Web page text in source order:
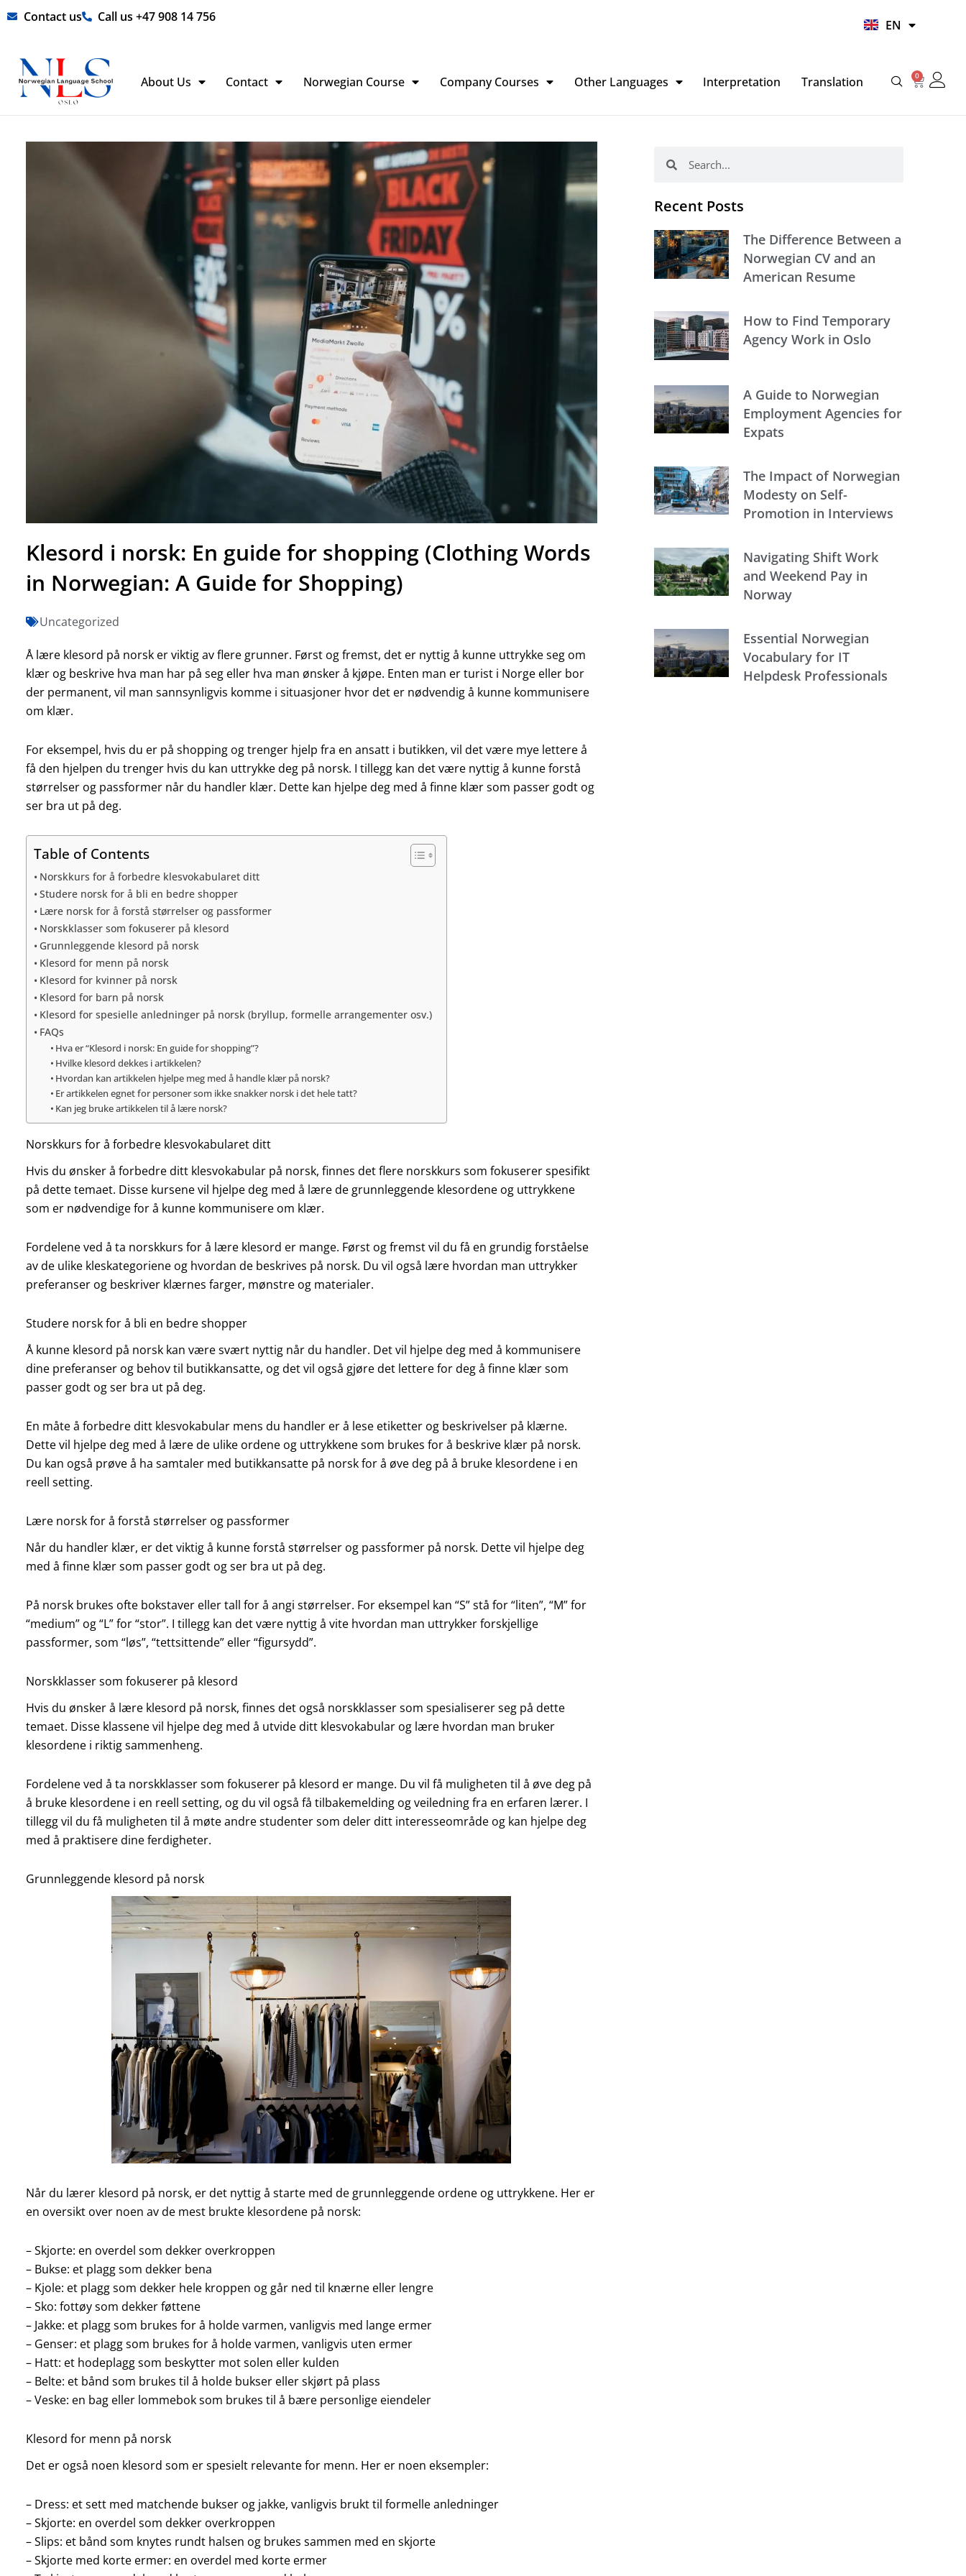
Skip Contact us Call us +47 908 14 756
EN
HI
About Us Contact Norwegian Course Company Courses Other Languages Interpretation Translation 0
Basket
Klesord i norsk: En guide for shopping (Clothing Words
in Norwegian: A Guide for Shopping)
Uncategorized
Å lære klesord på norsk er viktig av flere grunner. Først og fremst, det er nyttig å kunne uttrykke seg om
klær og beskrive hva man har på seg eller hva man ønsker å kjøpe. Enten man er turist i Norge eller bor
der permanent, vil man sannsynligvis komme i situasjoner hvor det er nødvendig å kunne kommunisere
om klær.
For eksempel, hvis du er på shopping og trenger hjelp fra en ansatt i butikken, vil det være mye lettere å
få den hjelpen du trenger hvis du kan uttrykke deg på norsk. I tillegg kan det være nyttig å kunne forstå
størrelser og passformer når du handler klær. Dette kan hjelpe deg med å finne klær som passer godt og
ser bra ut på deg.
Table of Contents
Norskkurs for å forbedre klesvokabularet ditt
Studere norsk for å bli en bedre shopper
Lære norsk for å forstå størrelser og passformer
Norskklasser som fokuserer på klesord
Grunnleggende klesord på norsk
Klesord for menn på norsk
Klesord for kvinner på norsk
Klesord for barn på norsk
Klesord for spesielle anledninger på norsk (bryllup, formelle arrangementer osv.)
FAQs
Hva er “Klesord i norsk: En guide for shopping”?
Hvilke klesord dekkes i artikkelen?
Hvordan kan artikkelen hjelpe meg med å handle klær på norsk?
Er artikkelen egnet for personer som ikke snakker norsk i det hele tatt?
Kan jeg bruke artikkelen til å lære norsk?
Norskkurs for å forbedre klesvokabularet ditt
Hvis du ønsker å forbedre ditt klesvokabular på norsk, finnes det flere norskkurs som fokuserer spesifikt
på dette temaet. Disse kursene vil hjelpe deg med å lære de grunnleggende klesordene og uttrykkene
som er nødvendige for å kunne kommunisere om klær.
Fordelene ved å ta norskkurs for å lære klesord er mange. Først og fremst vil du få en grundig forståelse
av de ulike kleskategoriene og hvordan de beskrives på norsk. Du vil også lære hvordan man uttrykker
preferanser og beskriver klærnes farger, mønstre og materialer.
Studere norsk for å bli en bedre shopper
Å kunne klesord på norsk kan være svært nyttig når du handler. Det vil hjelpe deg med å kommunisere
dine preferanser og behov til butikkansatte, og det vil også gjøre det lettere for deg å finne klær som
passer godt og ser bra ut på deg.
En måte å forbedre ditt klesvokabular mens du handler er å lese etiketter og beskrivelser på klærne.
Dette vil hjelpe deg med å lære de ulike ordene og uttrykkene som brukes for å beskrive klær på norsk.
Du kan også prøve å ha samtaler med butikkansatte på norsk for å øve deg på å bruke klesordene i en
reell setting.
Lære norsk for å forstå størrelser og passformer
Når du handler klær, er det viktig å kunne forstå størrelser og passformer på norsk. Dette vil hjelpe deg
med å finne klær som passer godt og ser bra ut på deg.
På norsk brukes ofte bokstaver eller tall for å angi størrelser. For eksempel kan “S” stå for “liten”, “M” for
“medium” og “L” for “stor”. I tillegg kan det være nyttig å vite hvordan man uttrykker forskjellige
passformer, som “løs”, “tettsittende” eller “figursydd”.
Norskklasser som fokuserer på klesord
Hvis du ønsker å lære klesord på norsk, finnes det også norskklasser som spesialiserer seg på dette
temaet. Disse klassene vil hjelpe deg med å utvide ditt klesvokabular og lære hvordan man bruker
klesordene i riktig sammenheng.
Fordelene ved å ta norskklasser som fokuserer på klesord er mange. Du vil få muligheten til å øve deg på
å bruke klesordene i en reell setting, og du vil også få tilbakemelding og veiledning fra en erfaren lærer. I
tillegg vil du få muligheten til å møte andre studenter som deler ditt interesseområde og kan hjelpe deg
med å praktisere dine ferdigheter.
Grunnleggende klesord på norsk
Når du lærer klesord på norsk, er det nyttig å starte med de grunnleggende ordene og uttrykkene. Her er
en oversikt over noen av de mest brukte klesordene på norsk:
– Skjorte: en overdel som dekker overkroppen
– Bukse: et plagg som dekker bena
– Kjole: et plagg som dekker hele kroppen og går ned til knærne eller lengre
– Sko: fottøy som dekker føttene
– Jakke: et plagg som brukes for å holde varmen, vanligvis med lange ermer
– Genser: et plagg som brukes for å holde varmen, vanligvis uten ermer
– Hatt: et hodeplagg som beskytter mot solen eller kulden
– Belte: et bånd som brukes til å holde bukser eller skjørt på plass
– Veske: en bag eller lommebok som brukes til å bære personlige eiendeler
Klesord for menn på norsk
Det er også noen klesord som er spesielt relevante for menn. Her er noen eksempler:
– Dress: et sett med matchende bukser og jakke, vanligvis brukt til formelle anledninger
– Skjorte: en overdel som dekker overkroppen
– Slips: et bånd som knytes rundt halsen og brukes sammen med en skjorte
– Skjorte med korte ermer: en overdel med korte ermer
Recent Posts
The Difference Between a
Norwegian CV and an
American Resume
How to Find Temporary
Agency Work in Oslo
A Guide to Norwegian
Employment Agencies for
Expats
The Impact of Norwegian
Modesty on Self-
Promotion in Interviews
Navigating Shift Work
and Weekend Pay in
Norway
Essential Norwegian
Vocabulary for IT
Helpdesk Professionals